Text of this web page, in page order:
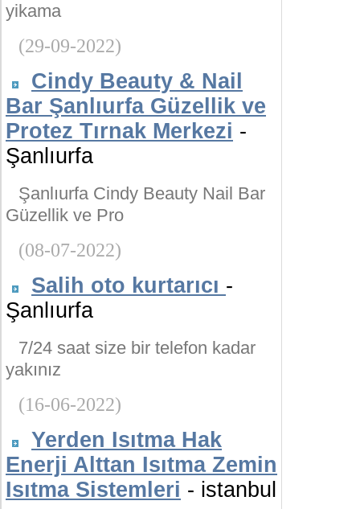
yikama
(29-09-2022)
Cindy Beauty & Nail
Bar Şanlıurfa Güzellik ve
Protez Tırnak Merkezi -
Şanlıurfa
Şanlıurfa Cindy Beauty Nail Bar
Güzellik ve Pro
(08-07-2022)
Salih oto kurtarıcı -
Şanlıurfa
7/24 saat size bir telefon kadar
yakınız
(16-06-2022)
Yerden Isıtma Hak
Enerji Alttan Isıtma Zemin
Isıtma Sistemleri - istanbul